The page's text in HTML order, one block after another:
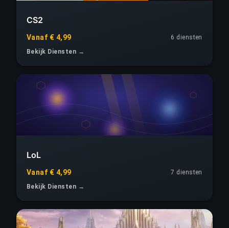
CS2
Vanaf € 4,99
6 diensten
Bekijk Diensten →
LoL
Vanaf € 4,99
7 diensten
Bekijk Diensten →